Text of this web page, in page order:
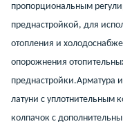
пропорциональным
преднастройкой, для
отопления и
опорожнения
преднастройки.Арматура
латуни с уплотнительным
колпачок с